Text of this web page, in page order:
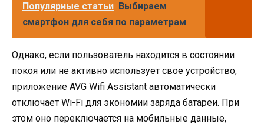
Популярные статьи Выбираем
смартфон для себя по параметрам
Однако, если пользователь находится в состоянии
покоя или не активно использует свое устройство,
приложение AVG Wifi Assistant автоматически
отключает Wi-Fi для экономии заряда батареи. При
этом оно переключается на мобильные данные,